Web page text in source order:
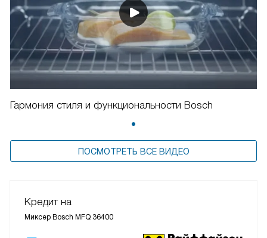
Гармония стиля и функциональности Bosch
ПОСМОТРЕТЬ ВСЕ ВИДЕО
Кредит на
Миксер Bosch MFQ 36400